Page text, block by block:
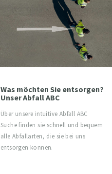
Was möchten Sie entsorgen?
Unser Abfall ABC
Über unsere intuitive Abfall ABC
Suche finden sie schnell und bequem
alle Abfallarten, die sie bei uns
entsorgen können.